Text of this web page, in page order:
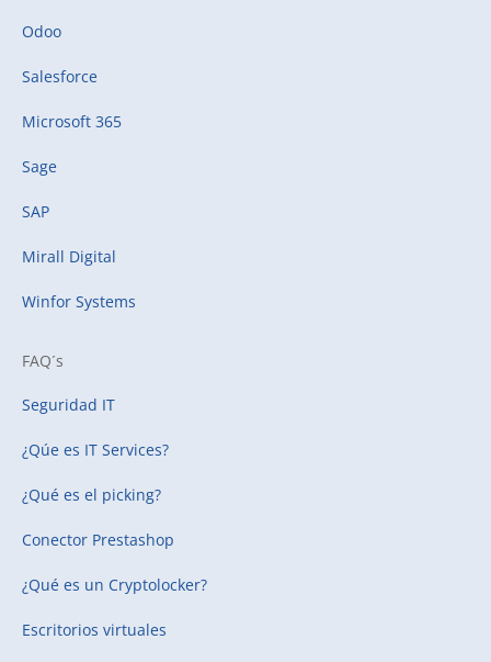
Odoo
Salesforce
Microsoft 365
Sage
SAP
Mirall Digital
Winfor Systems
FAQ´s
Seguridad IT
¿Qúe es IT Services?
¿Qué es el picking?
Conector Prestashop
¿Qué es un Cryptolocker?
Escritorios virtuales